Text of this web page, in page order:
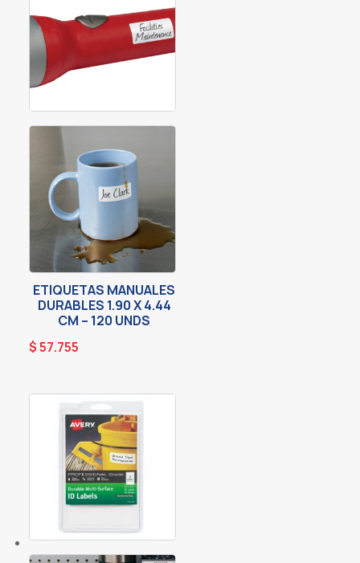
ETIQUETAS MANUALES
DURABLES 1.90 X 4.44
CM – 120 UNDS
$57.755